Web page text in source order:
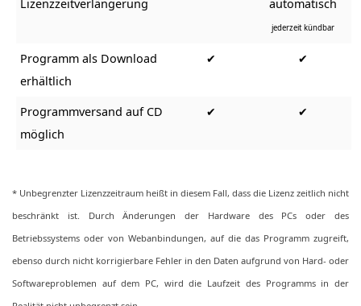
Lizenzzeitverlängerung
automatisch
jederzeit kündbar
Programm als Download
erhältlich
✔ ✔
Programmversand auf CD
möglich
✔ ✔
* Unbegrenzter Lizenzzeitraum heißt in diesem Fall, dass die Lizenz zeitlich nicht
beschränkt ist. Durch Änderungen der Hardware des PCs oder des
Betriebssystems oder von Webanbindungen, auf die das Programm zugreift,
ebenso durch nicht korrigierbare Fehler in den Daten aufgrund von Hard- oder
Softwareproblemen auf dem PC, wird die Laufzeit des Programms in der